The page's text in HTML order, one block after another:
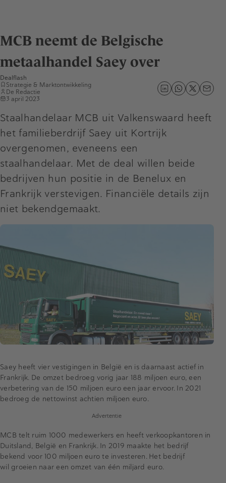
MCB neemt de Belgische
metaalhandel Saey over
Dealflash
Strategie & Marktontwikkeling
De Redactie
3 april 2023
Staalhandelaar MCB uit Valkenswaard heeft
het familieberdrijf Saey uit Kortrijk
overgenomen, eveneens een
staalhandelaar. Met de deal willen beide
bedrijven hun positie in de Benelux en
Frankrijk verstevigen. Financiële details zijn
niet bekendgemaakt.
Saey heeft vier vestigingen in België en is daarnaast actief in
Frankrijk. De omzet bedroeg vorig jaar 188 miljoen euro, een
verbetering van de 150 miljoen euro een jaar ervoor. In 2021
bedroeg de nettowinst achtien miljoen euro.
Advertentie
MCB telt ruim 1000 medewerkers en heeft verkoopkantoren in
Duitsland, België en Frankrijk. In 2019 maakte het bedrijf
bekend voor 100 miljoen euro te investeren. Het bedrijf
wil groeien naar een omzet van één miljard euro.